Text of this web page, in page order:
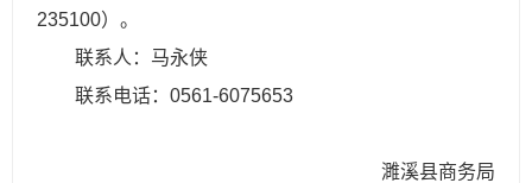
235100）。
联系人：马永侠
联系电话：0561-6075653
濉溪县商务局